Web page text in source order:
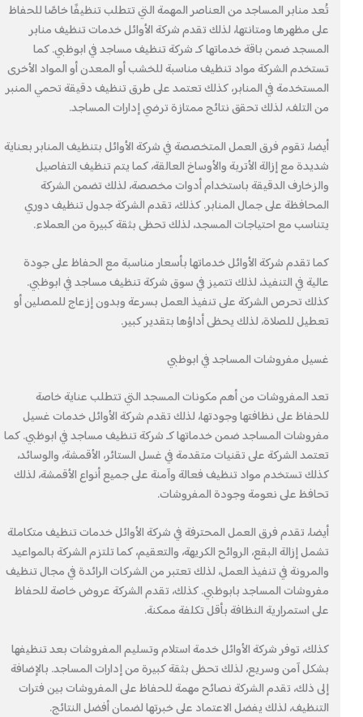
تُعد منابر المساجد من العناصر المهمة التي تتطلب تنظيفًا خاصًا للحفاظ
على مظهرها ومتانتها، لذلك تقدم شركة الأوائل خدمات تنظيف منابر
المسجد ضمن باقة خدماتها كـ شركة تنظيف مساجد في ابوظبي. كما
تستخدم الشركة مواد تنظيف مناسبة للخشب أو المعدن أو المواد الأخرى
المستخدمة في المنابر، كذلك تعتمد على طرق تنظيف دقيقة تحمي المنبر
من التلف، لذلك تحقق نتائج ممتازة ترضي إدارات المساجد.
أيضا، تقوم فرق العمل المتخصصة في شركة الأوائل بتنظيف المنابر بعناية
شديدة مع إزالة الأتربة والأوساخ العالقة، كما يتم تنظيف التفاصيل
والزخارف الدقيقة باستخدام أدوات مخصصة، لذلك تضمن الشركة
المحافظة على جمال المنابر. كذلك، تقدم الشركة جدول تنظيف دوري
يتناسب مع احتياجات المسجد، لذلك تحظى بثقة كبيرة من العملاء.
كما تقدم شركة الأوائل خدماتها بأسعار مناسبة مع الحفاظ على جودة
عالية في التنفيذ، لذلك تتميز في سوق شركة تنظيف مساجد في ابوظبي.
كذلك تحرص الشركة على تنفيذ العمل بسرعة وبدون إزعاج للمصلين أو
تعطيل للصلاة، لذلك يحظى أداؤها بتقدير كبير.
غسيل مفروشات المساجد في ابوظبي
تعد المفروشات من أهم مكونات المسجد التي تتطلب عناية خاصة
للحفاظ على نظافتها وجودتها، لذلك تقدم شركة الأوائل خدمات غسيل
مفروشات المساجد ضمن خدماتها كـ شركة تنظيف مساجد في ابوظبي. كما
تعتمد الشركة على تقنيات متقدمة في غسل الستائر، الأقمشة، والوسائد،
كذلك تستخدم مواد تنظيف فعالة وآمنة على جميع أنواع الأقمشة، لذلك
تحافظ على نعومة وجودة المفروشات.
أيضا، تقدم فرق العمل المحترفة في شركة الأوائل خدمات تنظيف متكاملة
تشمل إزالة البقع، الروائح الكريهة، والتعقيم، كما تلتزم الشركة بالمواعيد
والمرونة في تنفيذ العمل، لذلك تعتبر من الشركات الرائدة في مجال تنظيف
مفروشات المساجد بابوظبي. كذلك، تقدم الشركة عروض خاصة للحفاظ
على استمرارية النظافة بأقل تكلفة ممكنة.
كذلك، توفر شركة الأوائل خدمة استلام وتسليم المفروشات بعد تنظيفها
بشكل آمن وسريع، لذلك تحظى بثقة كبيرة من إدارات المساجد. بالإضافة
إلى ذلك، تقدم الشركة نصائح مهمة للحفاظ على المفروشات بين فترات
التنظيف، لذلك يفضل الاعتماد على خبرتها لضمان أفضل النتائج.